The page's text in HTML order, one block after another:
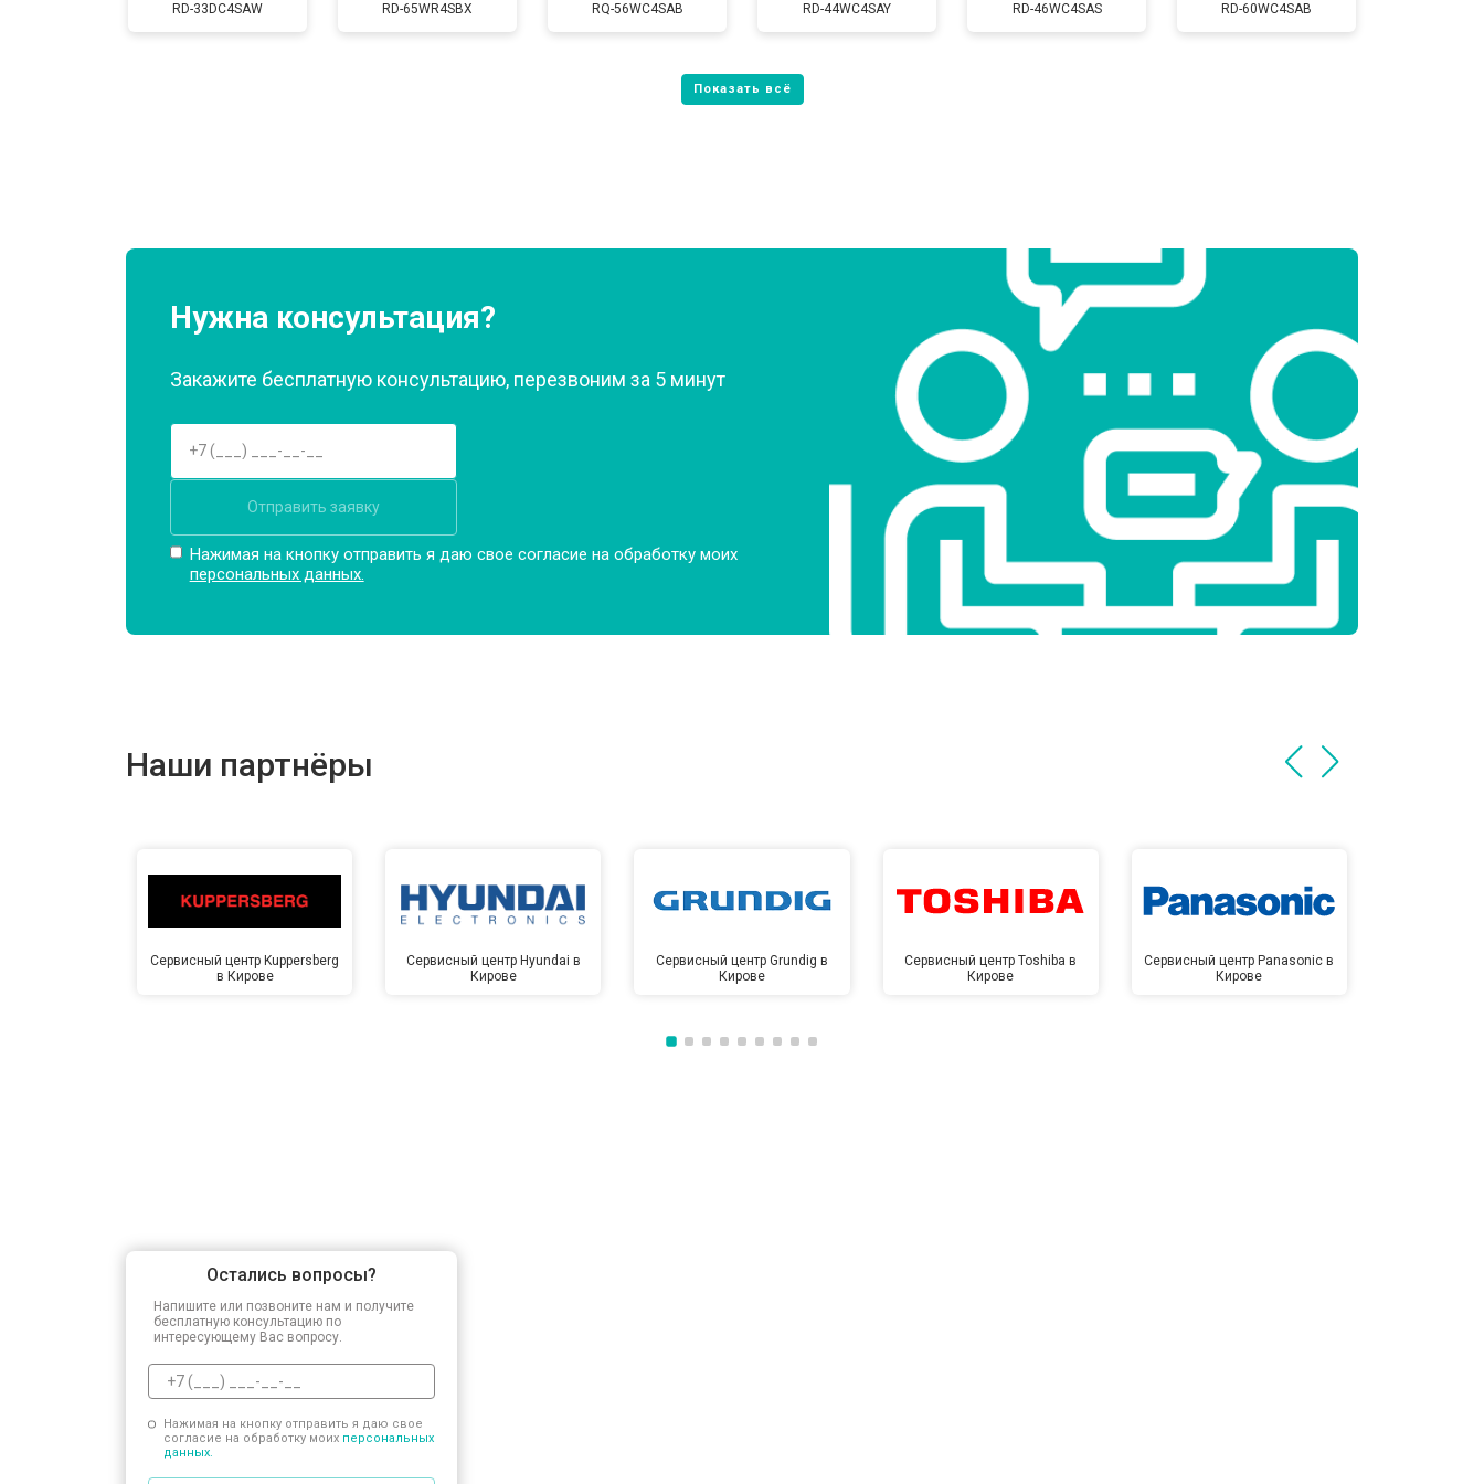
от 80 мин
RD-33DC4SAW RD-65WR4SBX RQ-56WC4SAB RD-44WC4SAY RD-46WC4SAS RD-60WC4SAB
Нужна консультация?
Закажите бесплатную консультацию, перезвоним за 5 минут
Отправить заявку
Нажимая на кнопку отправить я даю свое согласие на обработку моих
персональных данных.
Наши партнёры
Сервисный центр Kuppersberg
в Кирове
Сервисный центр Hyundai в
Кирове
Сервисный центр Grundig в
Кирове
Сервисный центр Toshiba в
Кирове
Сервисный центр Panasonic в
Кирове
Остались вопросы?
Напишите или позвоните нам и получите
бесплатную консультацию по
интересующему Вас вопросу.
Нажимая на кнопку отправить я даю свое
согласие на обработку моих персональных
данных.